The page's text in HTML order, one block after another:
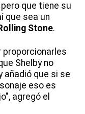
que tiene su
que sea un
Stone.
proporcionarles
Shelby no
añadió que si se
eso es
agregó el